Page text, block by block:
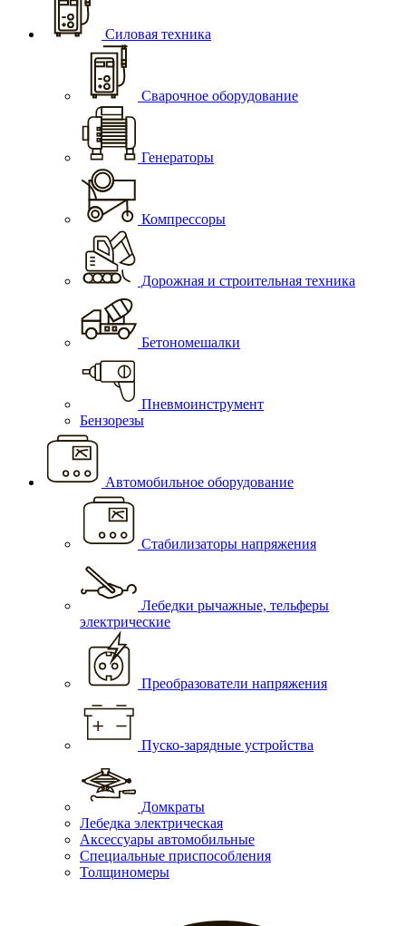
Силовая техника
Сварочное оборудование
Генераторы
Компрессоры
Дорожная и строительная техника
Бетономешалки
Пневмоинструмент
Бензорезы
Автомобильное оборудование
Стабилизаторы напряжения
Лебедки рычажные, тельферы
электрические
Преобразователи напряжения
Пуско-зарядные устройства
Домкраты
Лебедка электрическая
Аксессуары автомобильные
Специальные приспособления
Толщиномеры